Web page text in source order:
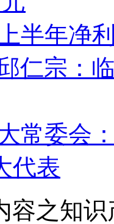
半年净
仁宗：
常委会
代表
容之知